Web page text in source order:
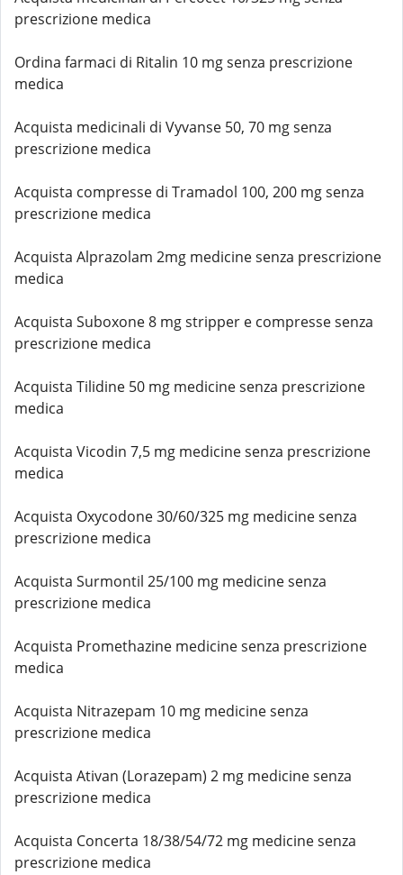
prescrizione medica
Ordina farmaci di Ritalin 10 mg senza prescrizione
medica
Acquista medicinali di Vyvanse 50, 70 mg senza
prescrizione medica
Acquista compresse di Tramadol 100, 200 mg senza
prescrizione medica
Acquista Alprazolam 2mg medicine senza prescrizione
medica
Acquista Suboxone 8 mg stripper e compresse senza
prescrizione medica
Acquista Tilidine 50 mg medicine senza prescrizione
medica
Acquista Vicodin 7,5 mg medicine senza prescrizione
medica
Acquista Oxycodone 30/60/325 mg medicine senza
prescrizione medica
Acquista Surmontil 25/100 mg medicine senza
prescrizione medica
Acquista Promethazine medicine senza prescrizione
medica
Acquista Nitrazepam 10 mg medicine senza
prescrizione medica
Acquista Ativan (Lorazepam) 2 mg medicine senza
prescrizione medica
Acquista Concerta 18/38/54/72 mg medicine senza
prescrizione medica